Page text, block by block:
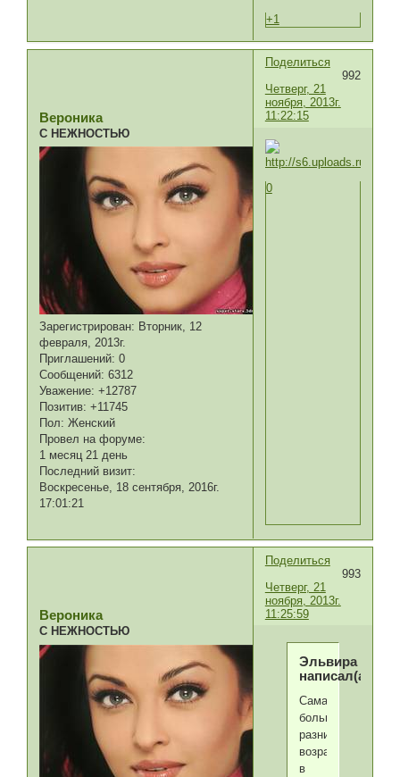
+1
Поделиться
992
Четверг, 21
ноября, 2013г.
11:22:15
Вероника
С НЕЖНОСТЬЮ
Зарегистрирован: Вторник, 12
февраля, 2013г.
Приглашений: 0
Сообщений: 6312
Уважение: +12787
Позитив: +11745
Пол: Женский
Провел на форуме:
1 месяц 21 день
Последний визит:
Воскресенье, 18 сентября, 2016г.
17:01:21
0
Поделиться
993
Четверг, 21
ноября, 2013г.
11:25:59
Вероника
С НЕЖНОСТЬЮ
Эльвира
написал(а):
Самая
большая
разница
возраста
в